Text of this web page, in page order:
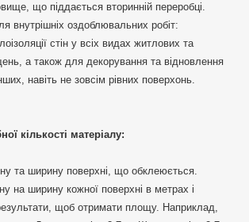
що піддається вторинній переробці.
внутрішніх оздоблювальних робіт:
стін у всіх видах житлових та
а також для декорування та відновлення
навіть не зовсім рівних поверхонь.
кількості матеріалу:
та ширину поверхні, що обклеюється.
на ширину кожної поверхні в метрах і
щоб отримати площу. Наприклад,